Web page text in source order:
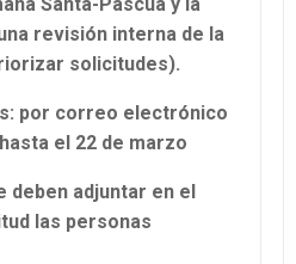
revisión interna de la
solicitudes).
por correo electrónico
hasta el 22 de marzo
deben adjuntar en el
las personas